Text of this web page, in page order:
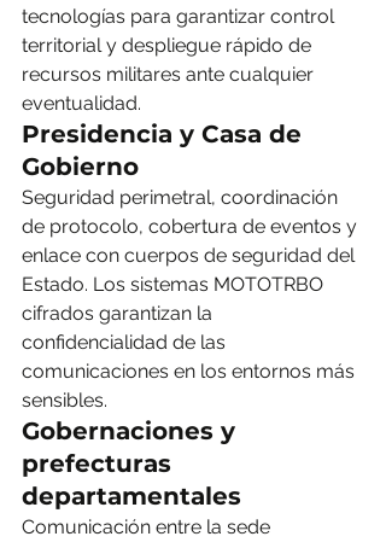
tecnologías para garantizar control
territorial y despliegue rápido de
recursos militares ante cualquier
eventualidad.
Presidencia y Casa de
Gobierno
Seguridad perimetral, coordinación
de protocolo, cobertura de eventos y
enlace con cuerpos de seguridad del
Estado. Los sistemas MOTOTRBO
cifrados garantizan la
confidencialidad de las
comunicaciones en los entornos más
sensibles.
Gobernaciones y
prefecturas
departamentales
Comunicación entre la sede